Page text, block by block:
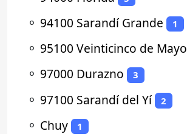
⚬ 94100 Sarandí Grande 1
⚬ 95100 Veinticinco de Mayo
⚬ 97000 Durazno 3
⚬ 97100 Sarandí del Yí 2
⚬ Chuy 1